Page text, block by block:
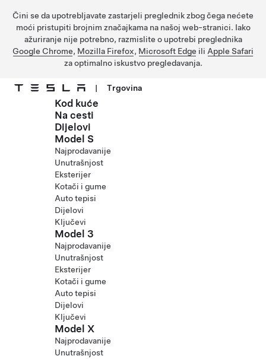
Čini se da upotrebljavate zastarjeli preglednik zbog čega nećete
moći pristupiti brojnim značajkama na našoj web-stranici. Iako
ažuriranje nije potrebno, razmislite o upotrebi preglednika
Google Chrome, Mozilla Firefox, Microsoft Edge ili Apple Safari
za optimalno iskustvo pregledavanja.
Prijeđite na glavni sadržaj
| Trgovina
Kod kuće
Na cesti
Dijelovi
Model S
Najprodavanije
Unutrašnjost
Eksterijer
Kotači i gume
Auto tepisi
Dijelovi
Ključevi
Model 3
Najprodavanije
Unutrašnjost
Eksterijer
Kotači i gume
Auto tepisi
Dijelovi
Ključevi
Model X
Najprodavanije
Unutrašnjost